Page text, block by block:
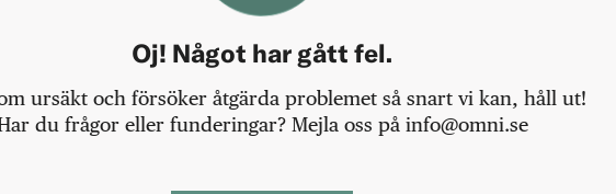
Oj! Något har gått fel.
ursäkt och försöker åtgärda problemet så snart vi kan, håll ut!
du frågor eller funderingar? Mejla oss på info@omni.se